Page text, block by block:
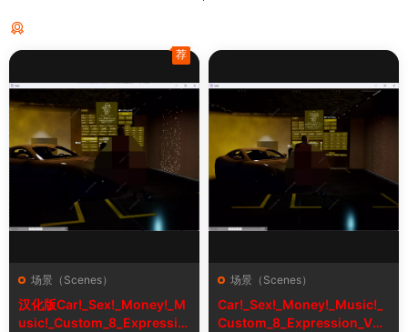
场景（Scenes）
汉化版Car!_Sex!_Money!_M
usic!_Custom_8_Expressio
荐
场景（Scenes）
Car!_Sex!_Money!_Music!_
Custom_8_Expression_V2_